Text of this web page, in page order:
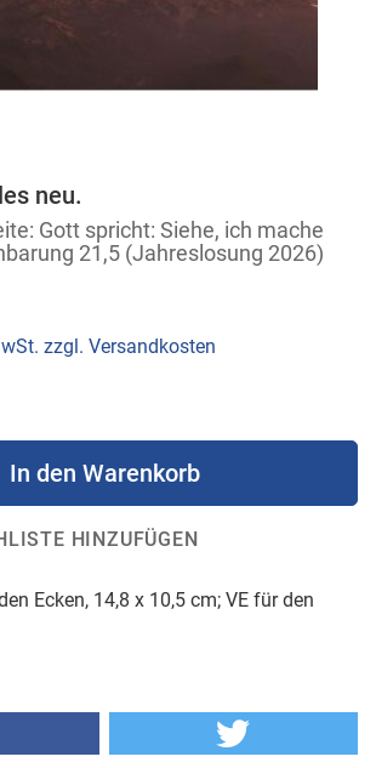
neu.
Gott spricht: Siehe, ich mache
21,5 (Jahreslosung 2026)
zzgl. Versandkosten
In den Warenkorb
HINZUFÜGEN
Ecken, 14,8 x 10,5 cm; VE für den